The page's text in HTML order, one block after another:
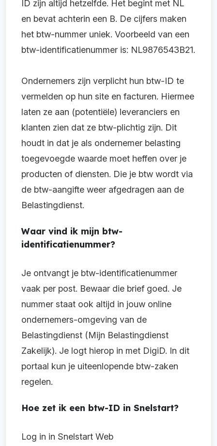
ID zijn altijd hetzelfde. Het begint met NL
en bevat achterin een B. De cijfers maken
het btw-nummer uniek. Voorbeeld van een
btw-identificatienummer is: NL9876543B21.
Ondernemers zijn verplicht hun btw-ID te
vermelden op hun site en facturen. Hiermee
laten ze aan (potentiële) leveranciers en
klanten zien dat ze btw-plichtig zijn. Dit
houdt in dat je als ondernemer belasting
toegevoegde waarde moet heffen over je
producten of diensten. Die je btw wordt via
de btw-aangifte weer afgedragen aan de
Belastingdienst.
Waar vind ik mijn btw-
identificatienummer?
Je ontvangt je btw-identificatienummer
vaak per post. Bewaar die brief goed. Je
nummer staat ook altijd in jouw online
ondernemers-omgeving van de
Belastingdienst (Mijn Belastingdienst
Zakelijk). Je logt hierop in met DigiD. In dit
portaal kun je uiteenlopende btw-zaken
regelen.
Hoe zet ik een btw-ID in Snelstart?
Log in in Snelstart Web